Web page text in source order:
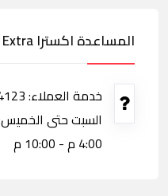
المساعدة اكسترا Extra فرع الخبر- العزيزية
4:00 م - 10:00 م